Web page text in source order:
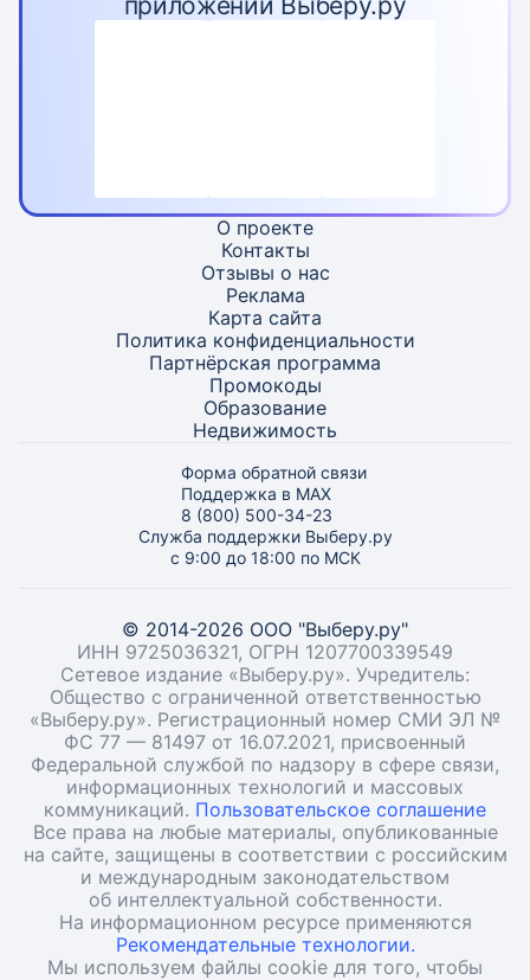
О проекте
Контакты
Отзывы о нас
Реклама
Карта сайта
Политика конфиденциальности
Партнёрская программа
Промокоды
Образование
Недвижимость
Форма обратной связи
Поддержка в MAX
8 (800) 500-34-23
Служба поддержки Выберу.ру
с 9:00 до 18:00 по МСК
© 2014-2026 ООО "Выберу.ру"
ИНН 9725036321, ОГРН 1207700339549
Сетевое издание «Выберу.ру». Учредитель:
Общество с ограниченной ответственностью
«Выберу.ру». Регистрационный номер СМИ ЭЛ №
ФС 77 — 81497 от 16.07.2021, присвоенный
Федеральной службой по надзору в сфере связи,
информационных технологий и массовых
коммуникаций. Пользовательское соглашение
Все права на любые материалы, опубликованные
на сайте, защищены в соответствии с российским
и международным законодательством
об интеллектуальной собственности.
На информационном ресурсе применяются
Рекомендательные технологии.
Мы используем файлы cookie для того, чтобы